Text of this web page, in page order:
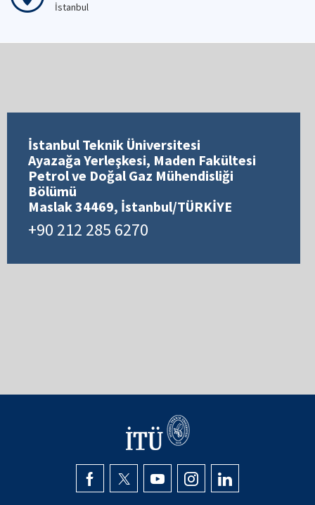
İstanbul
İstanbul Teknik Üniversitesi
Ayazağa Yerleşkesi, Maden Fakültesi
Petrol ve Doğal Gaz Mühendisliği
Bölümü
Maslak 34469, İstanbul/TÜRKİYE
+90 212 285 6270